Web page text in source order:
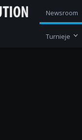
Newsroom
Turnieje